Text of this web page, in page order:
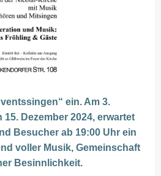
ein. Am 3.
Dezember 2024, erwartet
Besucher ab 19:00 Uhr ein
voller Musik, Gemeinschaft
Besinnlichkeit.